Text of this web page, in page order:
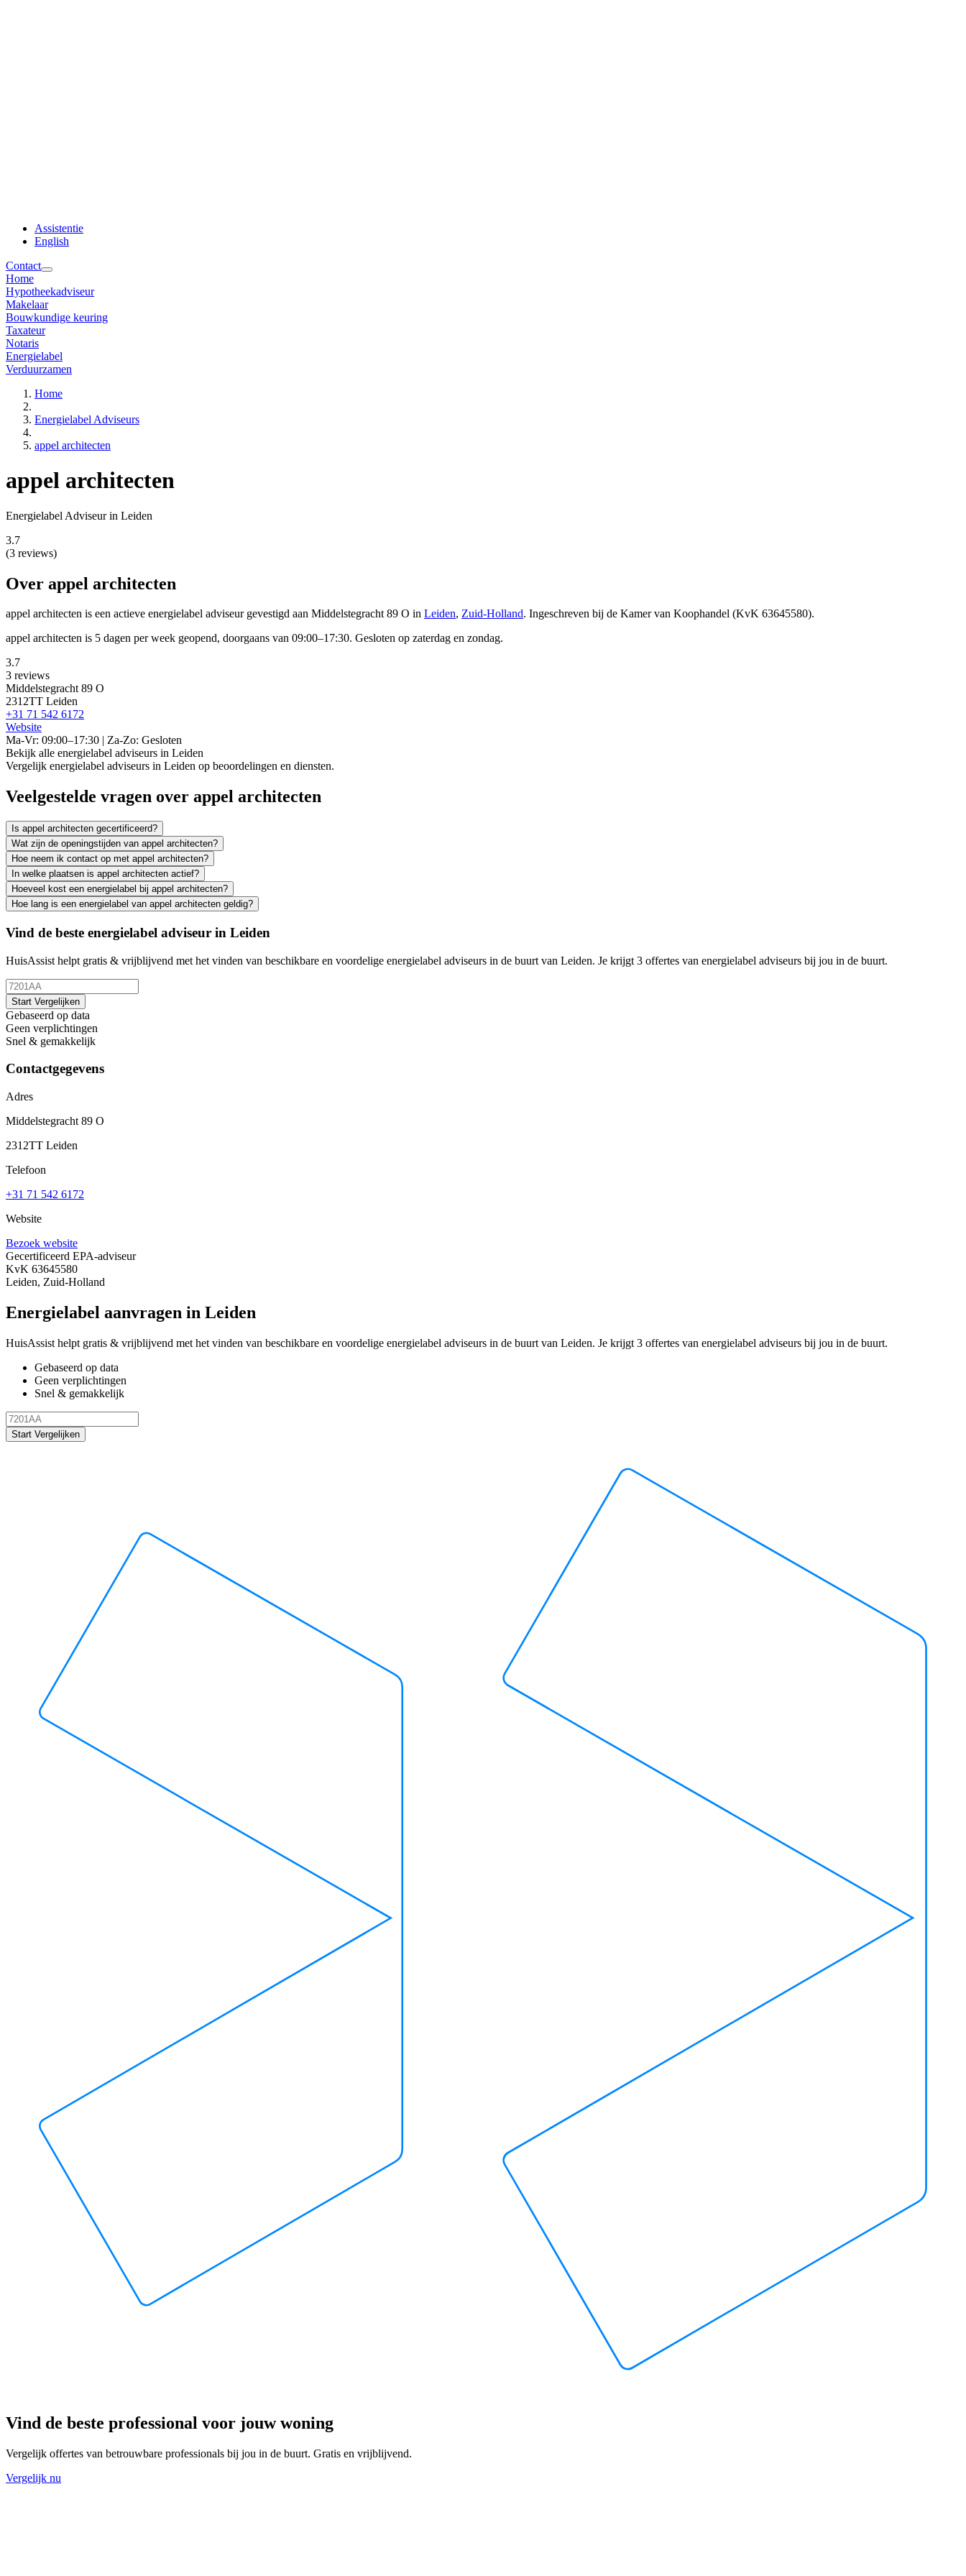
Assistentie
English
Contact
Home
Hypotheekadviseur
Makelaar
Bouwkundige keuring
Taxateur
Notaris
Energielabel
Verduurzamen
Home
Energielabel Adviseurs
appel architecten
appel architecten
Energielabel Adviseur in Leiden
3.7
(3 reviews)
Over appel architecten
appel architecten is een actieve energielabel adviseur gevestigd aan Middelstegracht 89 O in Leiden, Zuid-Holland. Ingeschreven bij de Kamer van Koophandel (KvK 63645580).
appel architecten is 5 dagen per week geopend, doorgaans van 09:00–17:30. Gesloten op zaterdag en zondag.
3.7
3 reviews
Middelstegracht 89 O
2312TT Leiden
+31 71 542 6172
Website
Ma-Vr: 09:00–17:30 | Za-Zo: Gesloten
Bekijk alle energielabel adviseurs in Leiden
Vergelijk energielabel adviseurs in Leiden op beoordelingen en diensten.
Veelgestelde vragen over appel architecten
Is appel architecten gecertificeerd?
Wat zijn de openingstijden van appel architecten?
Hoe neem ik contact op met appel architecten?
In welke plaatsen is appel architecten actief?
Hoeveel kost een energielabel bij appel architecten?
Hoe lang is een energielabel van appel architecten geldig?
Vind de beste energielabel adviseur in Leiden
HuisAssist helpt gratis & vrijblijvend met het vinden van beschikbare en voordelige energielabel adviseurs in de buurt van Leiden. Je krijgt 3 offertes van energielabel adviseurs bij jou in de buurt.
Start Vergelijken
Gebaseerd op data
Geen verplichtingen
Snel & gemakkelijk
Contactgegevens
Adres
Middelstegracht 89 O
2312TT Leiden
Telefoon
+31 71 542 6172
Website
Bezoek website
Gecertificeerd EPA-adviseur
KvK 63645580
Leiden, Zuid-Holland
Energielabel aanvragen in Leiden
HuisAssist helpt gratis & vrijblijvend met het vinden van beschikbare en voordelige energielabel adviseurs in de buurt van Leiden. Je krijgt 3 offertes van energielabel adviseurs bij jou in de buurt.
Gebaseerd op data
Geen verplichtingen
Snel & gemakkelijk
Start Vergelijken
Vind de beste professional voor jouw woning
Vergelijk offertes van betrouwbare professionals bij jou in de buurt. Gratis en vrijblijvend.
Vergelijk nu